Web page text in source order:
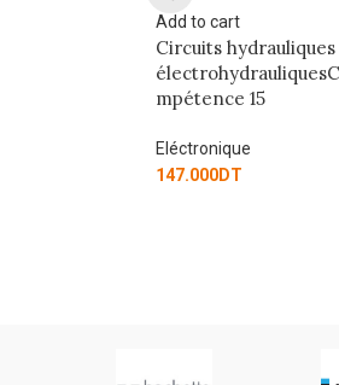
Add to cart
Dispositifs
électroniques de
commande de moteur
Eléctronique